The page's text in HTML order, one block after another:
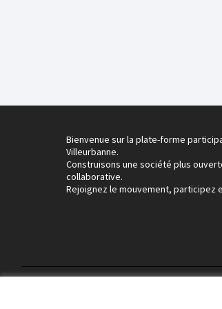
Bienvenue sur la plate-forme
Villeurbanne.
Construisons une société plus
collaborative.
Rejoignez le mouvement, participez